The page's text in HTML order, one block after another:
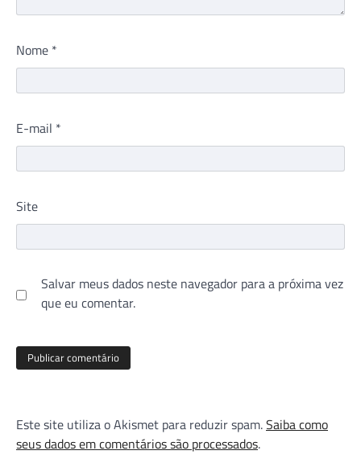
Nome *
E-mail *
Site
Salvar meus dados neste navegador para a próxima vez
que eu comentar.
Este site utiliza o Akismet para reduzir spam.Saiba como
seus dados em comentários são processados.